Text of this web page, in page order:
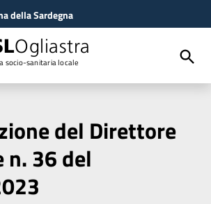
della Sardegna
Ogliastra
socio-sanitaria locale
del Direttore
n. 36 del